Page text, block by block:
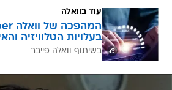
עוד בוואלה
בעלויות הטלוויזיה
בשיתוף וואלה פייבר